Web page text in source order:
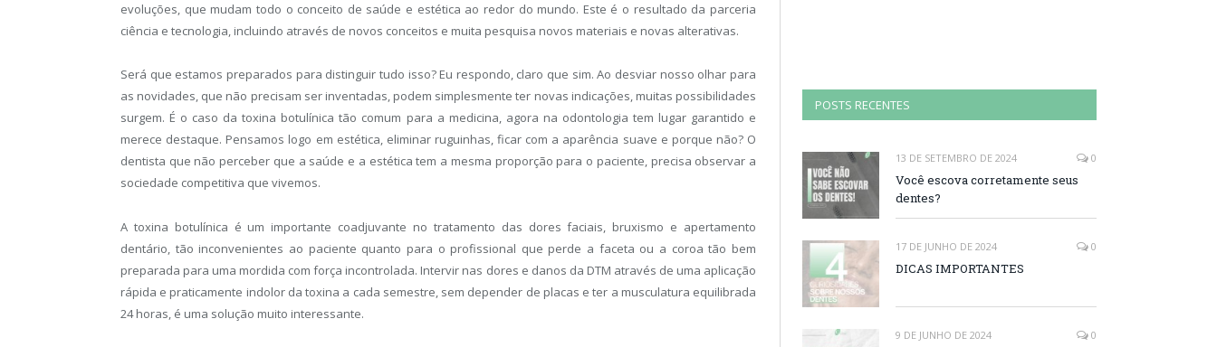
evoluções, que mudam todo o conceito de saúde e estética ao redor do mundo. Este é o resultado da parceria
ciência e tecnologia, incluindo através de novos conceitos e muita pesquisa novos materiais e novas alterativas.
Será que estamos preparados para distinguir tudo isso? Eu respondo, claro que sim. Ao desviar nosso olhar para
as novidades, que não precisam ser inventadas, podem simplesmente ter novas indicações, muitas possibilidades
surgem. É o caso da toxina botulínica tão comum para a medicina, agora na odontologia tem lugar garantido e
merece destaque. Pensamos logo em estética, eliminar ruguinhas, ficar com a aparência suave e porque não? O
dentista que não perceber que a saúde e a estética tem a mesma proporção para o paciente, precisa observar a
sociedade competitiva que vivemos.
A toxina botulínica é um importante coadjuvante no tratamento das dores faciais, bruxismo e apertamento
dentário, tão inconvenientes ao paciente quanto para o profissional que perde a faceta ou a coroa tão bem
preparada para uma mordida com força incontrolada. Intervir nas dores e danos da DTM através de uma aplicação
rápida e praticamente indolor da toxina a cada semestre, sem depender de placas e ter a musculatura equilibrada
24 horas, é uma solução muito interessante.
POSTS RECENTES
13 DE SETEMBRO DE 2024 0
Você escova corretamente seus
dentes?
17 DE JUNHO DE 2024 0
DICAS IMPORTANTES
9 DE JUNHO DE 2024 0